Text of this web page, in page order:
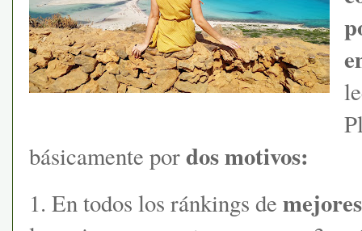
básicamente pordos motivos:
1. En todos los ránkings de